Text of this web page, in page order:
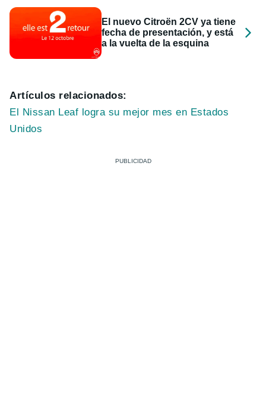
El nuevo Citroën 2CV ya tiene
fecha de presentación, y está
a la vuelta de la esquina
Artículos relacionados:
El Nissan Leaf logra su mejor mes en Estados
Unidos